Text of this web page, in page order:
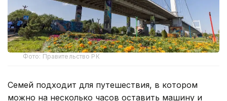
Фото: Правительство РК
Семей подходит для путешествия, в котором
можно на несколько часов оставить машину и